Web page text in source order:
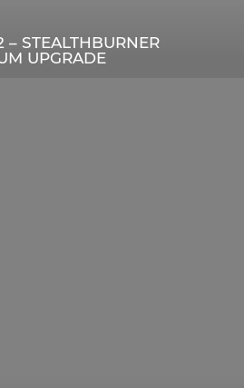
– STEALTHBURNER
UPGRADE